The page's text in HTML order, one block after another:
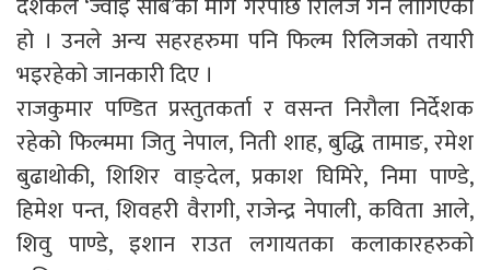
हो । उनले अन्य सहरहरुमा पनि फिल्म रिलिजको तयारी
भइरहेको जानकारी दिए ।
राजकुमार पण्डित प्रस्तुतकर्ता र वसन्त निरौला निर्देशक
रहेको फिल्ममा जितु नेपाल, निती शाह, बुद्धि तामाङ, रमेश
बुढाथोकी, शिशिर वाङ्देल, प्रकाश घिमिरे, निमा पाण्डे,
हिमेश पन्त, शिवहरी वैरागी, राजेन्द्र नेपाली, कविता आले,
शिवु पाण्डे, इशान राउत लगायतका कलाकारहरुको